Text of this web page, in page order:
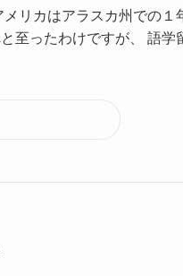
リカはアラスカ州での１
至ったわけですが、 語学